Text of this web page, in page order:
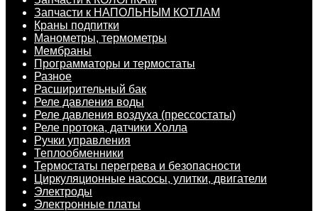
Запчасти к НАПОЛЬНЫМ КОТЛАМ
Краны подпитки
Манометры, термометры
Мембраны
Программаторы и термостаты
Разное
Расширительный бак
Реле давления воды
Реле давления воздуха (прессостаты)
Реле протока, датчики Холла
Ручки управления
Теплообменники
Термостаты перегрева и безопасности
Циркуляционные насосы, улитки, двигатели
Электроды
Электронные платы